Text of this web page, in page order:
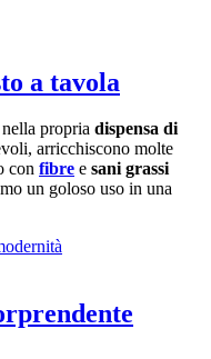
a tavola
propria dispensa di
arricchiscono molte
con fibre e sani grassi
un goloso uso in una